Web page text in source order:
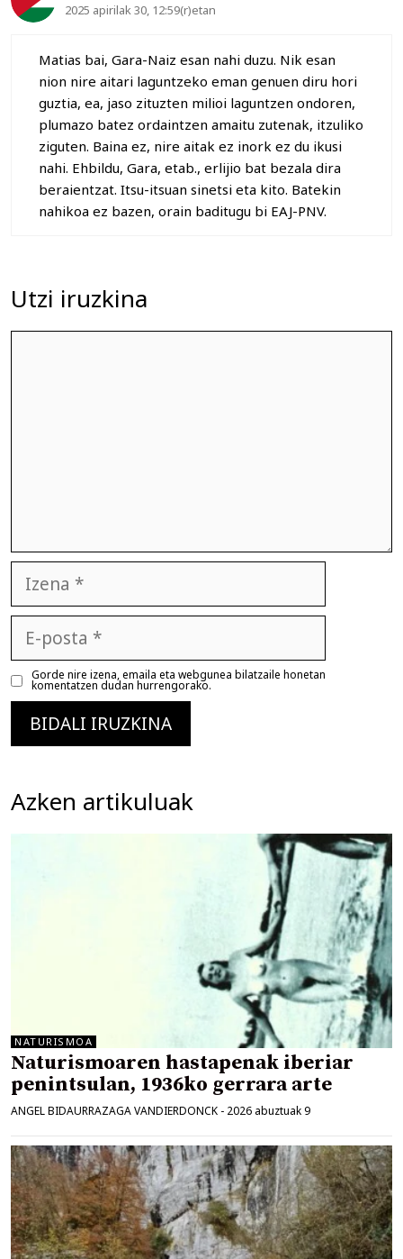
2025 apirilak 30, 12:59(r)etan
Matias bai, Gara-Naiz esan nahi duzu. Nik esan
nion nire aitari laguntzeko eman genuen diru hori
guztia, ea, jaso zituzten milioi laguntzen ondoren,
plumazo batez ordaintzen amaitu zutenak, itzuliko
ziguten. Baina ez, nire aitak ez inork ez du ikusi
nahi. Ehbildu, Gara, etab., erlijio bat bezala dira
beraientzat. Itsu-itsuan sinetsi eta kito. Batekin
nahikoa ez bazen, orain baditugu bi EAJ-PNV.
Utzi iruzkina
posta
Gorde nire izena, emaila eta webgunea bilatzaile honetan
komentatzen dudan hurrengorako.
Azken artikuluak
NATURISMOA
Naturismoaren hastapenak iberiar
penintsulan, 1936ko gerrara arte
ANGEL BIDAURRAZAGA VANDIERDONCK - 2026 abuztuak 9